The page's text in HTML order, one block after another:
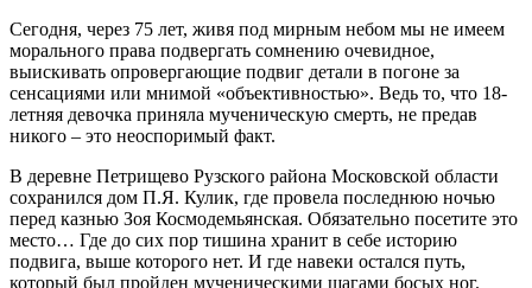
Сегодня, через 75 лет, живя под мирным небом мы не имеем
морального права подвергать сомнению очевидное,
выискивать опровергающие подвиг детали в погоне за
сенсациями или мнимой «объективностью». Ведь то, что 18-
летняя девочка приняла мученическую смерть, не предав
никого – это неоспоримый факт.
В деревне Петрищево Рузского района Московской области
сохранился дом П.Я. Кулик, где провела последнюю ночью
перед казнью Зоя Космодемьянская. Обязательно посетите это
место… Где до сих пор тишина хранит в себе историю
подвига, выше которого нет. И где навеки остался путь,
который был пройден мученическими шагами босых ног.